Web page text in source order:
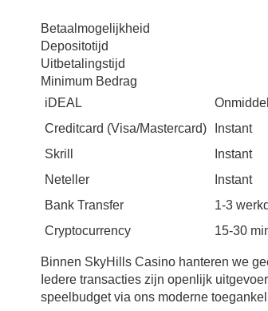
Betaalmogelijkheid
Depositotijd
Uitbetalingstijd
Minimum Bedrag
iDEAL
Creditcard (Visa/Mastercard)
Instant
Skrill
Instant
Neteller
Instant
Bank Transfer
1-3
Cryptocurrency
15-30
Binnen SkyHills Casino hanteren we
Iedere transacties zijn openlijk
speelbudget via ons moderne